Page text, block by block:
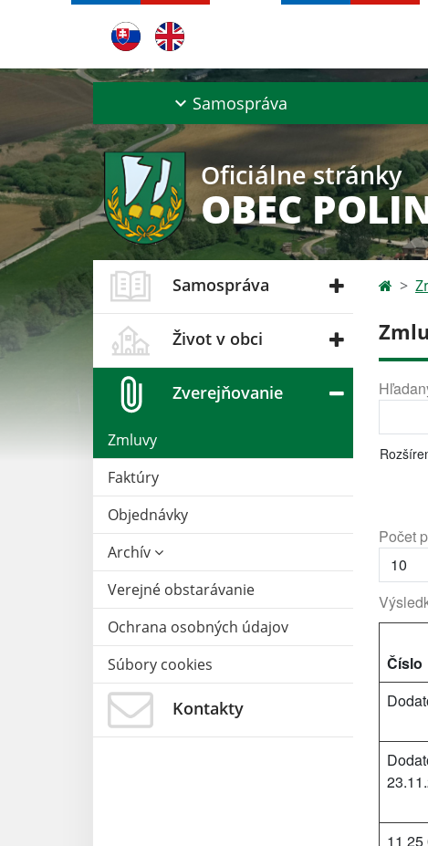
Samospráva
Oficiálne stránky
OBEC
Samospráva
Život v obci
Zverejňovanie
Zmluvy
Faktúry
Objednávky
Archív
Verejné obstarávanie
Ochrana osobných údajov
Súbory cookies
Kontakty
Počet
Číslo
11 25